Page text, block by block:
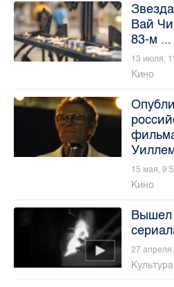
Вай
83-м ...
13 июля,
Кино
15 мая,
Кино
Вышел
27
Культура